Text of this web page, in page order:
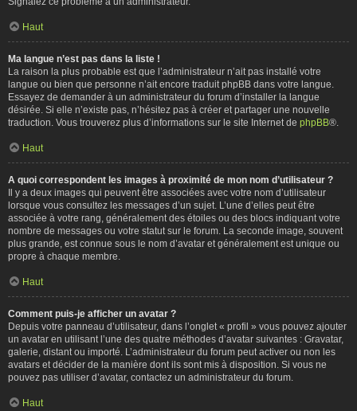
Haut
Ma langue n’est pas dans la liste !
La raison la plus probable est que l’administrateur n’ait pas installé votre
langue ou bien que personne n’ait encore traduit phpBB dans votre langue.
Essayez de demander à un administrateur du forum d’installer la langue
désirée. Si elle n’existe pas, n’hésitez pas à créer et partager une nouvelle
traduction. Vous trouverez plus d’informations sur le site Internet de phpBB®.
Haut
A quoi correspondent les images à proximité de mon nom d’utilisateur ?
Il y a deux images qui peuvent être associées avec votre nom d’utilisateur
lorsque vous consultez les messages d’un sujet. L’une d’elles peut être
associée à votre rang, généralement des étoiles ou des blocs indiquant votre
nombre de messages ou votre statut sur le forum. La seconde image, souvent
plus grande, est connue sous le nom d’avatar et généralement est unique ou
propre à chaque membre.
Haut
Comment puis-je afficher un avatar ?
Depuis votre panneau d’utilisateur, dans l’onglet « profil » vous pouvez ajouter
un avatar en utilisant l’une des quatre méthodes d’avatar suivantes : Gravatar,
galerie, distant ou importé. L’administrateur du forum peut activer ou non les
avatars et décider de la manière dont ils sont mis à disposition. Si vous ne
pouvez pas utiliser d’avatar, contactez un administrateur du forum.
Haut